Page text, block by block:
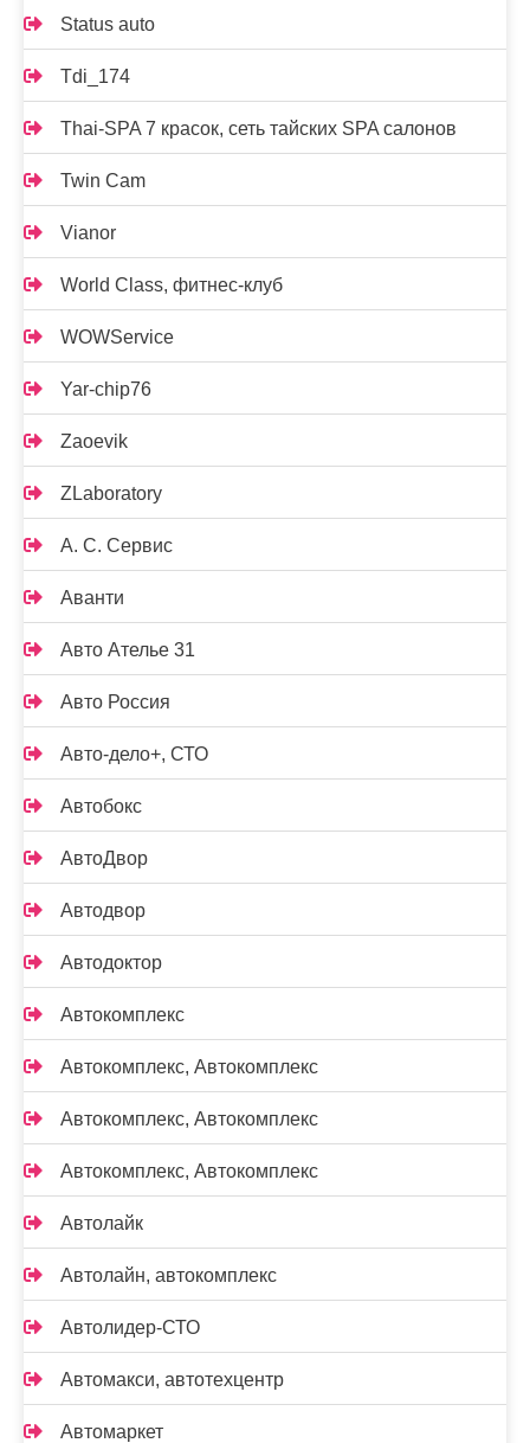
Status auto
Tdi_174
Thai-SPA 7 красок, сеть тайских SPA салонов
Twin Cam
Vianor
World Class, фитнес-клуб
WOWService
Yar-chip76
Zaoevik
ZLaboratory
А. С. Сервис
Аванти
Авто Ателье 31
Авто Россия
Авто-дело+, СТО
Автобокс
АвтоДвор
Автодвор
Автодоктор
Автокомплекс
Автокомплекс, Автокомплекс
Автокомплекс, Автокомплекс
Автокомплекс, Автокомплекс
Автолайк
Автолайн, автокомплекс
Автолидер-СТО
Автомакси, автотехцентр
Автомаркет